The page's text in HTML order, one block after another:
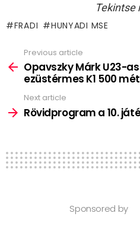
Tekintse
FRADI HUNYADI MSE
more
Previous article
Opavszky Márk U23-
ezüstérmes K1 500
Next article
Rövidprogram a 10.
Sponsored by